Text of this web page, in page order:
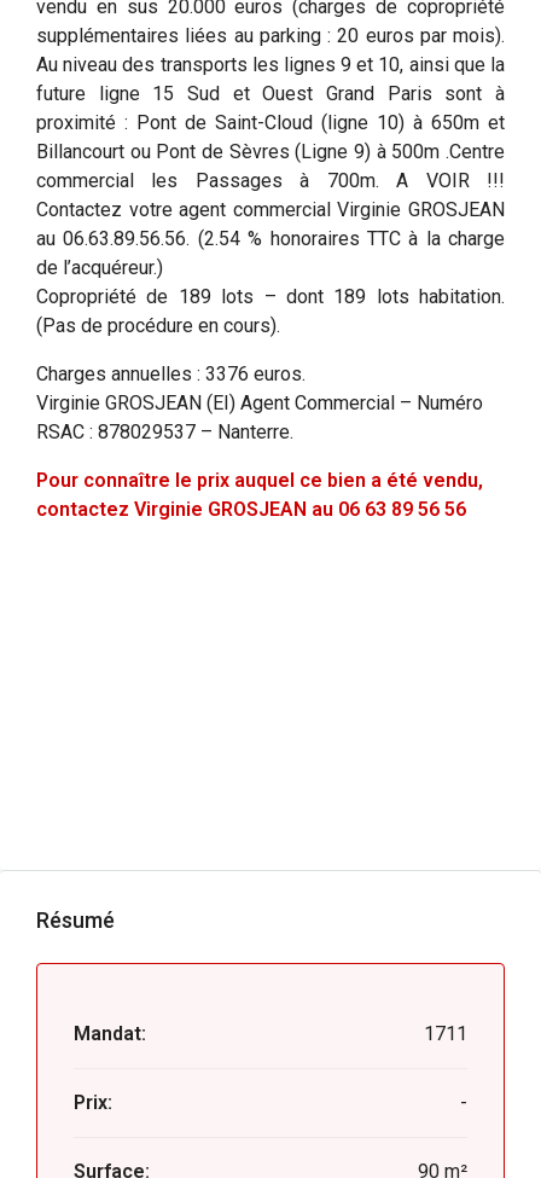
vendu en sus 20.000 euros (charges de copropriété
supplémentaires liées au parking : 20 euros par mois).
Au niveau des transports les lignes 9 et 10, ainsi que la
future ligne 15 Sud et Ouest Grand Paris sont à
proximité : Pont de Saint-Cloud (ligne 10) à 650m et
Billancourt ou Pont de Sèvres (Ligne 9) à 500m .Centre
commercial les Passages à 700m. A VOIR !!!
Contactez votre agent commercial Virginie GROSJEAN
au 06.63.89.56.56. (2.54 % honoraires TTC à la charge
de l’acquéreur.)
Copropriété de 189 lots – dont 189 lots habitation.
(Pas de procédure en cours).
Charges annuelles : 3376 euros.
Virginie GROSJEAN (EI) Agent Commercial – Numéro
RSAC : 878029537 – Nanterre.
Pour connaître le prix auquel ce bien a été vendu,
contactez Virginie GROSJEAN au 06 63 89 56 56
Résumé
Mandat: 1711
Prix: -
Surface: 90 m²